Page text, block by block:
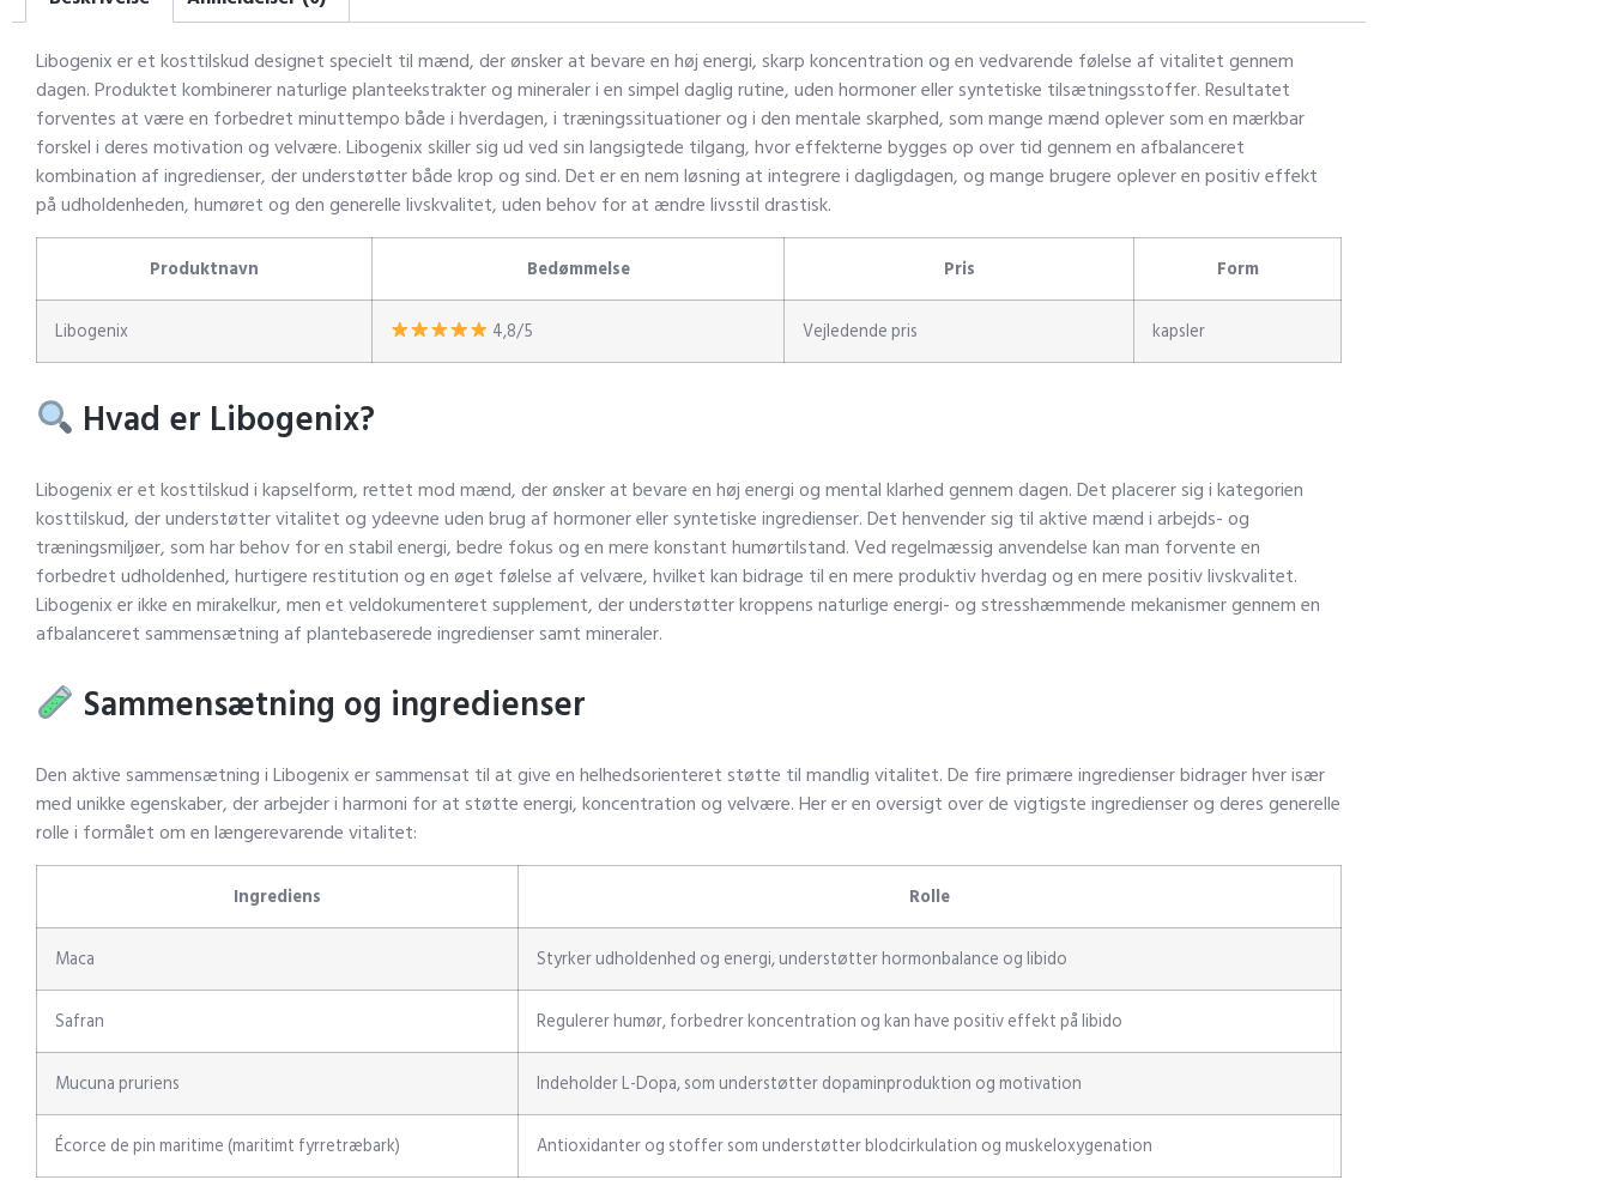
Libogenix er et kosttilskud designet specielt til mænd, der ønsker at bevare en høj energi, skarp koncentration og en vedvarende følelse af vitalitet gennem
dagen. Produktet kombinerer naturlige planteekstrakter og mineraler i en simpel daglig rutine, uden hormoner eller syntetiske tilsætningsstoffer. Resultatet
forventes at være en forbedret minuttempo både i hverdagen, i træningssituationer og i den mentale skarphed, som mange mænd oplever som en mærkbar
forskel i deres motivation og velvære. Libogenix skiller sig ud ved sin langsigtede tilgang, hvor effekterne bygges op over tid gennem en afbalanceret
kombination af ingredienser, der understøtter både krop og sind. Det er en nem løsning at integrere i dagligdagen, og mange brugere oplever en positiv effekt
på udholdenheden, humøret og den generelle livskvalitet, uden behov for at ændre livsstil drastisk.
Produktnavn Bedømmelse Pris Form
Libogenix 4,8/5 Vejledende pris kapsler
Hvad er Libogenix?
Libogenix er et kosttilskud i kapselform, rettet mod mænd, der ønsker at bevare en høj energi og mental klarhed gennem dagen. Det placerer sig i kategorien
kosttilskud, der understøtter vitalitet og ydeevne uden brug af hormoner eller syntetiske ingredienser. Det henvender sig til aktive mænd i arbejds- og
træningsmiljøer, som har behov for en stabil energi, bedre fokus og en mere konstant humørtilstand. Ved regelmæssig anvendelse kan man forvente en
forbedret udholdenhed, hurtigere restitution og en øget følelse af velvære, hvilket kan bidrage til en mere produktiv hverdag og en mere positiv livskvalitet.
Libogenix er ikke en mirakelkur, men et veldokumenteret supplement, der understøtter kroppens naturlige energi- og stresshæmmende mekanismer gennem en
afbalanceret sammensætning af plantebaserede ingredienser samt mineraler.
Sammensætning og ingredienser
Den aktive sammensætning i Libogenix er sammensat til at give en helhedsorienteret støtte til mandlig vitalitet. De fire primære ingredienser bidrager hver især
med unikke egenskaber, der arbejder i harmoni for at støtte energi, koncentration og velvære. Her er en oversigt over de vigtigste ingredienser og deres generelle
rolle i formålet om en længerevarende vitalitet:
Ingrediens Rolle
Maca Styrker udholdenhed og energi, understøtter hormonbalance og libido
Safran Regulerer humør, forbedrer koncentration og kan have positiv effekt på libido
Mucuna pruriens Indeholder L-Dopa, som understøtter dopaminproduktion og motivation
Écorce de pin maritime (maritimt fyrretræbark) Antioxidanter og stoffer som understøtter blodcirkulation og muskeloxygenation